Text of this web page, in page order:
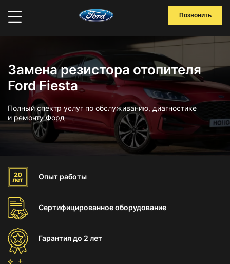
Позвонить
Замена резистора отопителя
Ford Fiesta
Полный спектр услуг по обслуживанию, диагностике
и ремонту Форд
Опыт работы
Сертифицированноеоборудование
Гарантиядо 2 лет